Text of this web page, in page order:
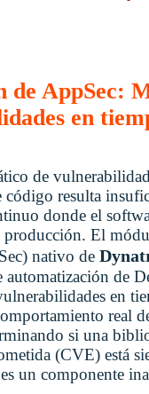
de AppSec:
en
de
código resulta
donde el
producción. El
nativo de
automatización de
en
real
si una
(CVE) está
un componente